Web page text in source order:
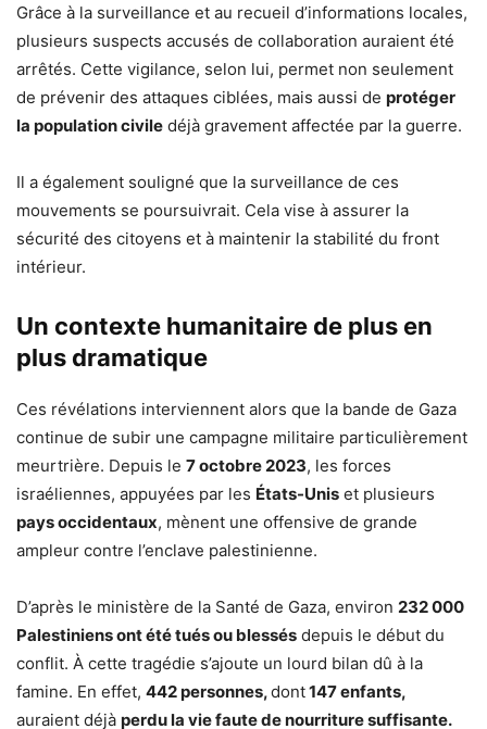
Grâce à la surveillance et au recueil d’informations locales,
plusieurs suspects accusés de collaboration auraient été
arrêtés. Cette vigilance, selon lui, permet non seulement
de prévenir des attaques ciblées, mais aussi de protéger
la population civile déjà gravement affectée par la guerre.
Il a également souligné que la surveillance de ces
mouvements se poursuivrait. Cela vise à assurer la
sécurité des citoyens et à maintenir la stabilité du front
intérieur.
Un contexte humanitaire de plus en
plus dramatique
Ces révélations interviennent alors que la bande de Gaza
continue de subir une campagne militaire particulièrement
meurtrière. Depuis le 7 octobre 2023, les forces
israéliennes, appuyées par les États-Unis et plusieurs
pays occidentaux, mènent une offensive de grande
ampleur contre l’enclave palestinienne.
D’après le ministère de la Santé de Gaza, environ 232 000
Palestiniens ont été tués ou blessés depuis le début du
conflit. À cette tragédie s’ajoute un lourd bilan dû à la
famine. En effet, 442 personnes,dont147 enfants,
auraient déjà perdu la vie faute de nourriture suffisante.